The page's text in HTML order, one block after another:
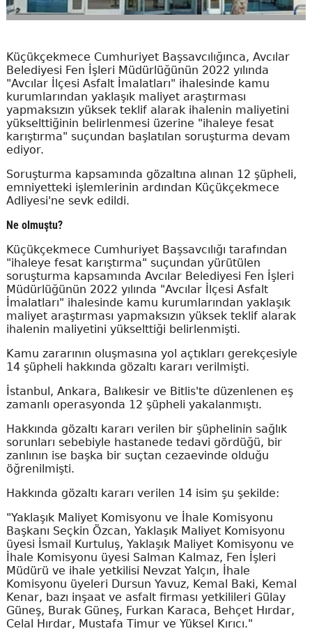
Küçükçekmece Cumhuriyet Başsavcılığınca, Avcılar
Belediyesi Fen İşleri Müdürlüğünün 2022 yılında
"Avcılar İlçesi Asfalt İmalatları" ihalesinde kamu
kurumlarından yaklaşık maliyet araştırması
yapmaksızın yüksek teklif alarak ihalenin maliyetini
yükselttiğinin belirlenmesi üzerine "ihaleye fesat
karıştırma" suçundan başlatılan soruşturma devam
ediyor.
Soruşturma kapsamında gözaltına alınan 12 şüpheli,
emniyetteki işlemlerinin ardından Küçükçekmece
Adliyesi'ne sevk edildi.
Ne olmuştu?
Küçükçekmece Cumhuriyet Başsavcılığı tarafından
"ihaleye fesat karıştırma" suçundan yürütülen
soruşturma kapsamında Avcılar Belediyesi Fen İşleri
Müdürlüğünün 2022 yılında "Avcılar İlçesi Asfalt
İmalatları" ihalesinde kamu kurumlarından yaklaşık
maliyet araştırması yapmaksızın yüksek teklif alarak
ihalenin maliyetini yükselttiği belirlenmişti.
Kamu zararının oluşmasına yol açtıkları gerekçesiyle
14 şüpheli hakkında gözaltı kararı verilmişti.
İstanbul, Ankara, Balıkesir ve Bitlis'te düzenlenen eş
zamanlı operasyonda 12 şüpheli yakalanmıştı.
Hakkında gözaltı kararı verilen bir şüphelinin sağlık
sorunları sebebiyle hastanede tedavi gördüğü, bir
zanlının ise başka bir suçtan cezaevinde olduğu
öğrenilmişti.
Hakkında gözaltı kararı verilen 14 isim şu şekilde:
"Yaklaşık Maliyet Komisyonu ve İhale Komisyonu
Başkanı Seçkin Özcan, Yaklaşık Maliyet Komisyonu
üyesi İsmail Kurtuluş, Yaklaşık Maliyet Komisyonu ve
İhale Komisyonu üyesi Salman Kalmaz, Fen İşleri
Müdürü ve ihale yetkilisi Nevzat Yalçın, İhale
Komisyonu üyeleri Dursun Yavuz, Kemal Baki, Kemal
Kenar, bazı inşaat ve asfalt firması yetkilileri Gülay
Güneş, Burak Güneş, Furkan Karaca, Behçet Hırdar,
Celal Hırdar, Mustafa Timur ve Yüksel Kırıcı."